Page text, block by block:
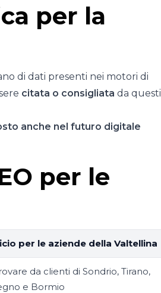
per la
di dati presenti nei motori di
citata o consigliata da questi
anche nel futuro digitale
per le
per le aziende della Valtellina
da clienti di Sondrio, Tirano,
e Bormio